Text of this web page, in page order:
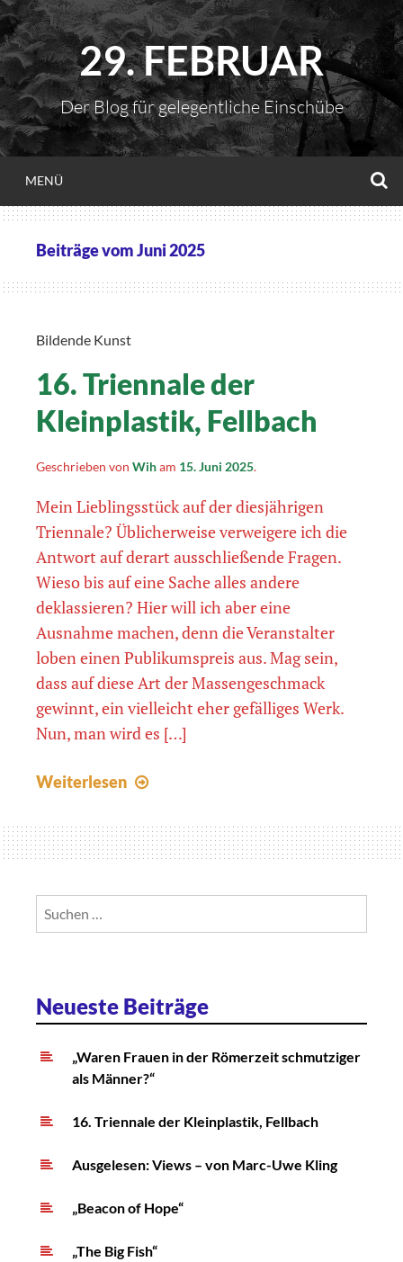
Zum
Inhalt
springen
29. FEBRUAR
Der Blog für gelegentliche Einschübe
MENÜ
Beiträge vomJuni 2025
Bildende Kunst
16. Triennale der
Kleinplastik, Fellbach
Geschrieben von Wiham 15. Juni 2025.
Mein Lieblingsstück auf der diesjährigen
Triennale? Üblicherweise verweigere ich die
Antwort auf derart ausschließende Fragen.
Wieso bis auf eine Sache alles andere
deklassieren? Hier will ich aber eine
Ausnahme machen, denn die Veranstalter
loben einen Publikumspreis aus. Mag sein,
dass auf diese Art der Massengeschmack
gewinnt, ein vielleicht eher gefälliges Werk.
Nun, man wird es […]
Weiterlesen
der
Kleinplastik,
Neueste Beiträge
„Waren Frauen in der Römerzeit schmutziger
als Männer?“
16. Triennale der Kleinplastik, Fellbach
Ausgelesen: Views – von Marc-Uwe Kling
„Beacon of Hope“
„The Big Fish“